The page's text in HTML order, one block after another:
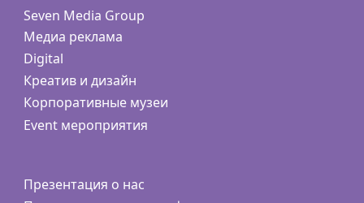
Seven Media Group
Медиа реклама
Digital
Креатив и дизайн
Корпоративные музеи
Event мероприятия
Презентация о нас